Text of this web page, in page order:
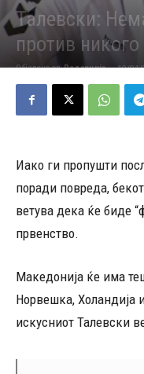
Талевски:
против никого
Објавено од Редакција - 10/01/
Иако ги пропушти
поради повреда,
ветува дека ќе биде
првенство.
Македонија ќе има
Норвешка, Холандија
искусниот Талевски